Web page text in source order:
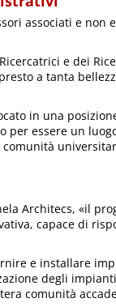
associati e non
e dei
a tanta
in una
per essere un
comunità
Architecs, «il
capace di
e installare
degli
comunità